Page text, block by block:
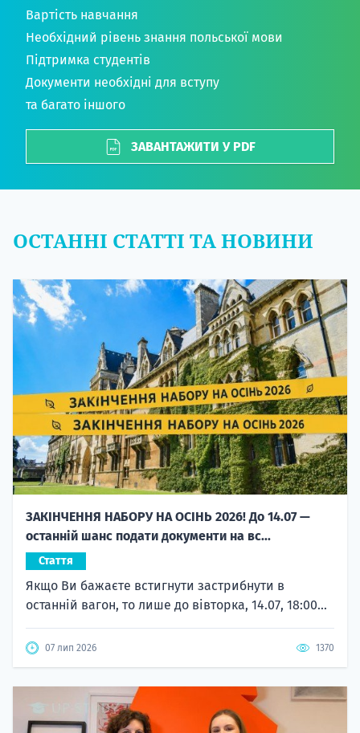
Вартість навчання
Необхідний рівень знання польської мови
Підтримка студентів
Документи необхідні для вступу
та багато іншого
ЗАВАНТАЖИТИ У PDF
ОСТАННІ СТАТТІ ТА НОВИНИ
ЗАКІНЧЕННЯ НАБОРУ НА ОСІНЬ 2026! До 14.07 —
останній шанс подати документи на вс...
Стаття
Якщо Ви бажаєте встигнути застрибнути в
останній вагон, то лише до вівторка, 14.07, 18:00...
07 лип 2026 1370